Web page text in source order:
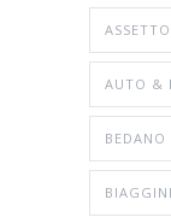
AUTO &
BEDANO